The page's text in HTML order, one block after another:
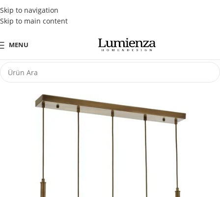
Skip to navigation
Skip to main content
Tüm Kredi Kartlarına Peşin Fiyatına 3 Taksit Fırsatı
MENU